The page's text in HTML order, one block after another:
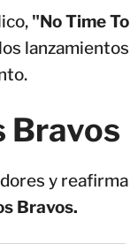
"No Time To
lanzamientos
Bravos
y reafirma
Bravos.